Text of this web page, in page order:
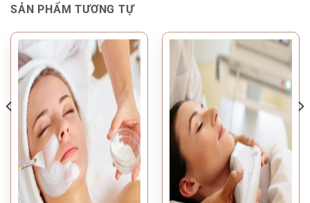
SẢN PHẨM TƯƠNG TỰ